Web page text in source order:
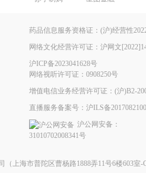
药品信息服务资格证：(沪)经营性
网络文化经营许可证：沪网文
沪ICP备2023041628号
网络视听许可证：0908250号
增值电信业务经营许可证：(沪)B2-
直播服务备案号：沪ILS备
沪公网安备：
31010702008341号
（上海市普陀区曹杨路1888弄11号6楼603室-